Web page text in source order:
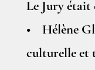
Le Jury était
• Hélène
culturelle et